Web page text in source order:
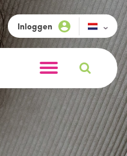
Inloggen